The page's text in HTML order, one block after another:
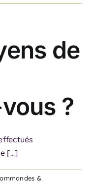
de
?
[...]
&